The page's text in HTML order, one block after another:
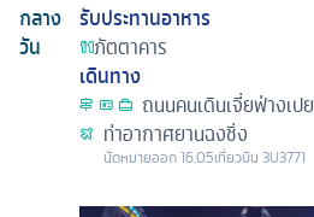
กลาง
วัน
รับประทานอาหาร
ภัตตาคาร
เดินทาง
ถนนคนเดินเจี่ยฟ่างเปย
ท่าอากาศยานฉงชิ่ง
นัดหมายออก16.05เที่ยวบิน 3U3771